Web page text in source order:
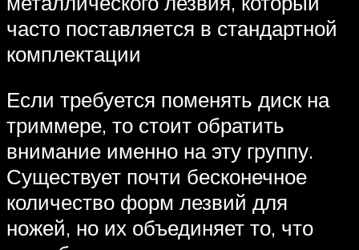
часто поставляется в стандартной
комплектации
Если требуется поменять диск на
триммере, то стоит обратить
внимание именно на эту группу.
Существует почти бесконечное
количество форм лезвий для
ножей, но их объединяет то, что